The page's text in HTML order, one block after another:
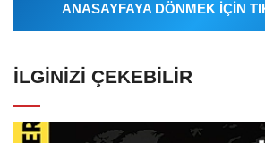
ANASAYFAYA DÖNMEK İÇİN
İLGINIZI ÇEKEBILIR